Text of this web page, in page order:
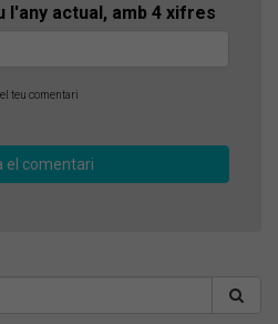
l'any actual, amb 4 xifres
teu comentari